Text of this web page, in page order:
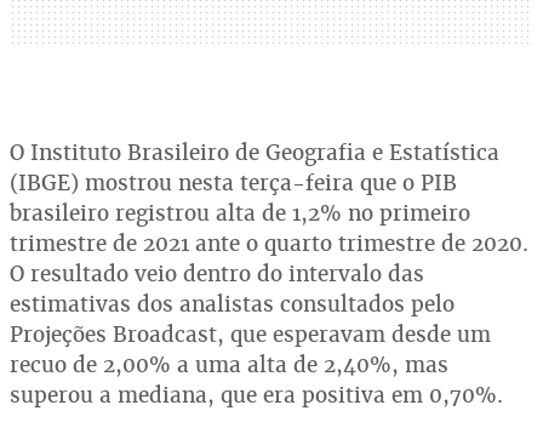
O Instituto Brasileiro de Geografia e Estatística
(IBGE) mostrou nesta terça-feira que o PIB
brasileiro registrou alta de 1,2% no primeiro
trimestre de 2021 ante o quarto trimestre de 2020.
O resultado veio dentro do intervalo das
estimativas dos analistas consultados pelo
Projeções Broadcast, que esperavam desde um
recuo de 2,00% a uma alta de 2,40%, mas
superou a mediana, que era positiva em 0,70%.